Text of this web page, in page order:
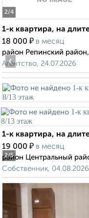
2/4
1-к квартира, на
18 000 ₽ в месяц
район Репинский
Агентство, 24.07.2026
2/5
‹
1-к квартира, на
19 000 ₽ в месяц
район Центральный
Собственник, 04.08.2026